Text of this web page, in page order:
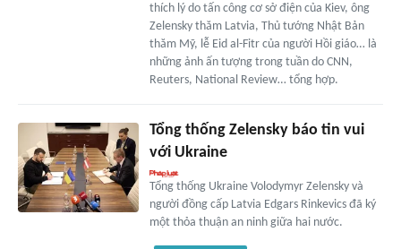
thích lý do tấn công cơ sở điện của Kiev, ông
Zelensky thăm Latvia, Thủ tướng Nhật Bản
thăm Mỹ, lễ Eid al-Fitr của người Hồi giáo… là
những ảnh ấn tượng trong tuần do CNN,
Reuters, National Review… tổng hợp.
Tổng thống Zelensky báo tin vui
với Ukraine
Tổng thống Ukraine Volodymyr Zelensky và
người đồng cấp Latvia Edgars Rinkevics đã ký
một thỏa thuận an ninh giữa hai nước.